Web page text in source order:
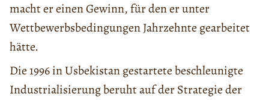
macht er einen Gewinn, für den er unter
Wettbewerbsbedingungen Jahrzehnte gearbeitet
hätte.
Die 1996 in Usbekistan gestartete beschleunigte
Industrialisierung beruht auf der Strategie der